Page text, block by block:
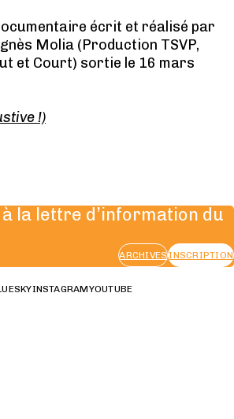
écrit et réalisé par
Molia (Production TSVP,
et Court) sortie le 16 mars
!)
la lettre d’information du
ARCHIVESINSCRIPTION
INSTAGRAMYOUTUBE